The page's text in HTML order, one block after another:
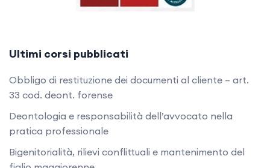
Ultimi corsi pubblicati
Obbligo di restituzione dei documenti al cliente – art.
33 cod. deont. forense
Deontologia e responsabilità dell’avvocato nella
pratica professionale
Bigenitorialità, rilievi conflittuali e mantenimento del